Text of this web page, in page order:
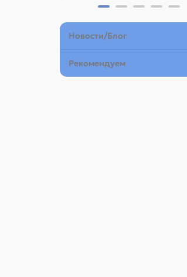
Новости/Блог
Рекомендуем